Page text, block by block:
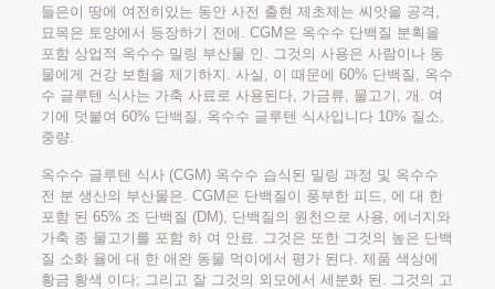
들은이 땅에 여전히있는 동안 사전 출현 제초제는 씨앗을 공격,
묘목은 토양에서 등장하기 전에. CGM은 옥수수 단백질 분획을
포함 상업적 옥수수 밀링 부산물 인. 그것의 사용은 사람이나 동
물에게 건강 보험을 제기하지. 사실, 이 때문에 60% 단백질, 옥수
수 글루텐 식사는 가축 사료로 사용된다, 가금류, 물고기, 개. 여
기에 덧붙여 60% 단백질, 옥수수 글루텐 식사입니다 10% 질소,
중량.
옥수수 글루텐 식사 (CGM) 옥수수 습식된 밀링 과정 및 옥수수
전 분 생산의 부산물은. CGM은 단백질이 풍부한 피드, 에 대 한
포함 된 65% 조 단백질 (DM), 단백질의 원천으로 사용, 에너지와
가축 종 물고기를 포함 하 여 안료. 그것은 또한 그것의 높은 단백
질 소화 율에 대 한 애완 동물 먹이에서 평가 된다. 제품 색상에
황금 황색 이다; 그리고 잘 그것의 외모에서 세분화 된. 그것의 고